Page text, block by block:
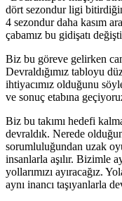
dört sezondur ligi
4 sezondur daha kasım
çabamız bu gidişatı
Biz bu göreve gelirken
Devraldığımız tabloyu
ihtiyacımız olduğunu
ve sonuç etabına
Biz bu takımı hedefi
devraldık. Nerede
sorumluluğundan uzak
insanlarla aşılır. Bizimle
yollarımızı ayıracağız.
aynı inancı taşıyanlarla